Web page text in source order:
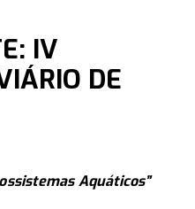
IV
DE
Aquáticos”